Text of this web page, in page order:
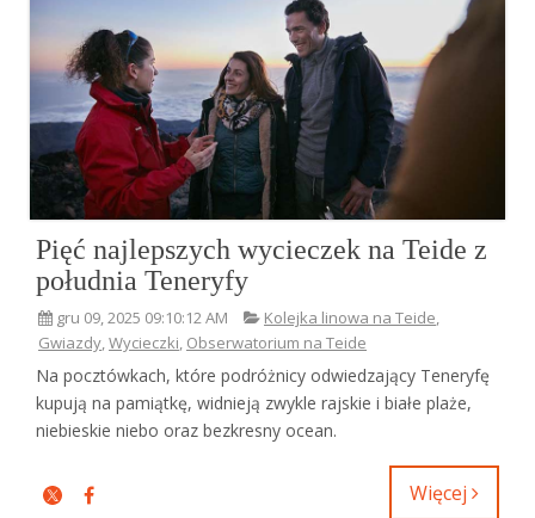
Pięć najlepszych wycieczek na Teide z
południa Teneryfy
gru 09, 2025 09:10:12 AM Kolejka linowa na Teide,
Gwiazdy,Wycieczki, Obserwatorium na Teide
Na pocztówkach, które podróżnicy odwiedzający Teneryfę
kupują na pamiątkę, widnieją zwykle rajskie i białe plaże,
niebieskie niebo oraz bezkresny ocean.
Więcej